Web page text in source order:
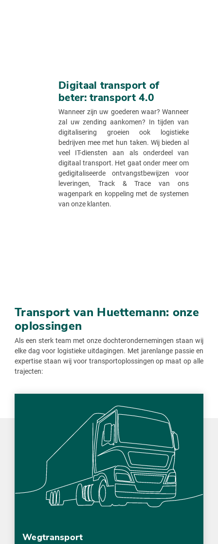
Digitaal transport of
beter: transport 4.0
Wanneer zijn uw goederen waar? Wanneer
zal uw zending aankomen? In tijden van
digitalisering groeien ook logistieke
bedrijven mee met hun taken. Wij bieden al
veel IT-diensten aan als onderdeel van
digitaal transport. Het gaat onder meer om
gedigitaliseerde ontvangstbewijzen voor
leveringen, Track & Trace van ons
wagenpark en koppeling met de systemen
van onze klanten.
Transport van Huettemann: onze
oplossingen
Als een sterk team met onze dochterondernemingen staan wij
elke dag voor logistieke uitdagingen. Met jarenlange passie en
expertise staan wij voor transportoplossingen op maat op alle
trajecten:
Wegtransport